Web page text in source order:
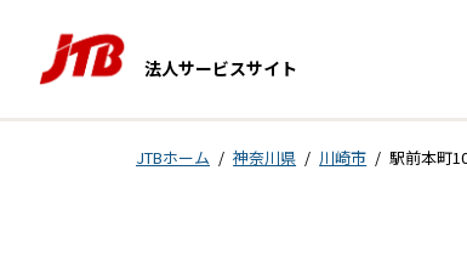
法人サービスサイト
JTBホーム 神奈川県 川崎市 駅前本町